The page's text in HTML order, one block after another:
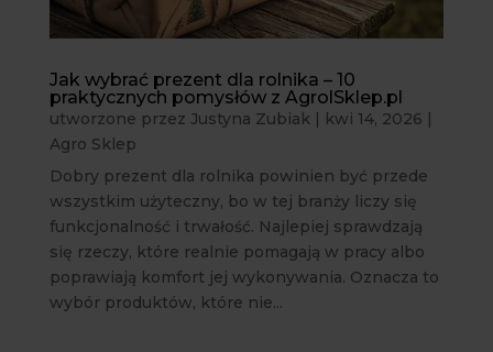
Jak wybrać prezent dla rolnika – 10
praktycznych pomysłów z AgrolSklep.pl
utworzone przez Justyna Zubiak| kwi 14, 2026 |
Agro Sklep
Dobry prezent dla rolnika powinien być przede
wszystkim użyteczny, bo w tej branży liczy się
funkcjonalność i trwałość. Najlepiej sprawdzają
się rzeczy, które realnie pomagają w pracy albo
poprawiają komfort jej wykonywania. Oznacza to
wybór produktów, które nie...